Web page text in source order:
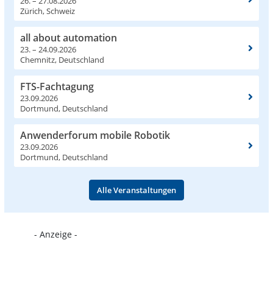
Zürich, Schweiz
all about automation
23. – 24.09.2026
Chemnitz, Deutschland
FTS-Fachtagung
23.09.2026
Dortmund, Deutschland
Anwenderforum mobile Robotik
23.09.2026
Dortmund, Deutschland
Alle Veranstaltungen
- Anzeige -